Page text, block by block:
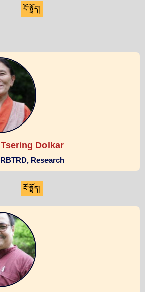
ངོ་སྤྲོད།
Tsering Dolkar
RBTRD, Research
ངོ་སྤྲོད།